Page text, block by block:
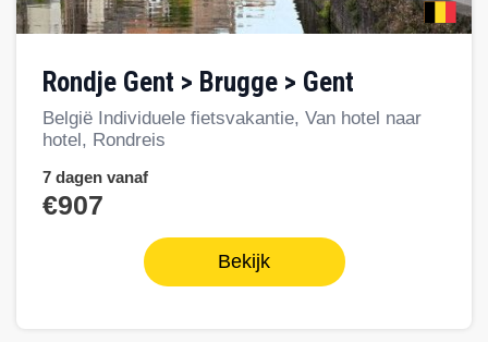
Rondje Gent > Brugge > Gent
België Individuele fietsvakantie, Van hotel naar
hotel, Rondreis
7 dagen vanaf
€907
Bekijk